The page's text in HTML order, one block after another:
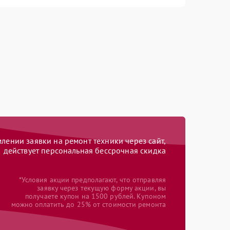
заявки на ремонт техники через сайт,
действует персональная бессрочная скидка
*Условия акции предполагают, что отправляя
заявку через текущую форму акции, вы
получаете купон на 1500 рублей. Купоном
можно оплатить до 25% от стоимости ремонта